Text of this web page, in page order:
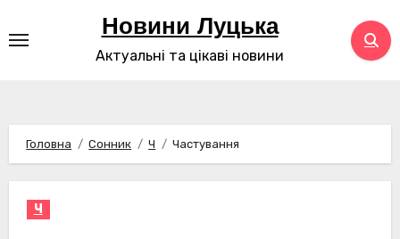
до
Новини Луцька
Актуальні та цікаві новини
Головна Сонник Ч Частування
Ч